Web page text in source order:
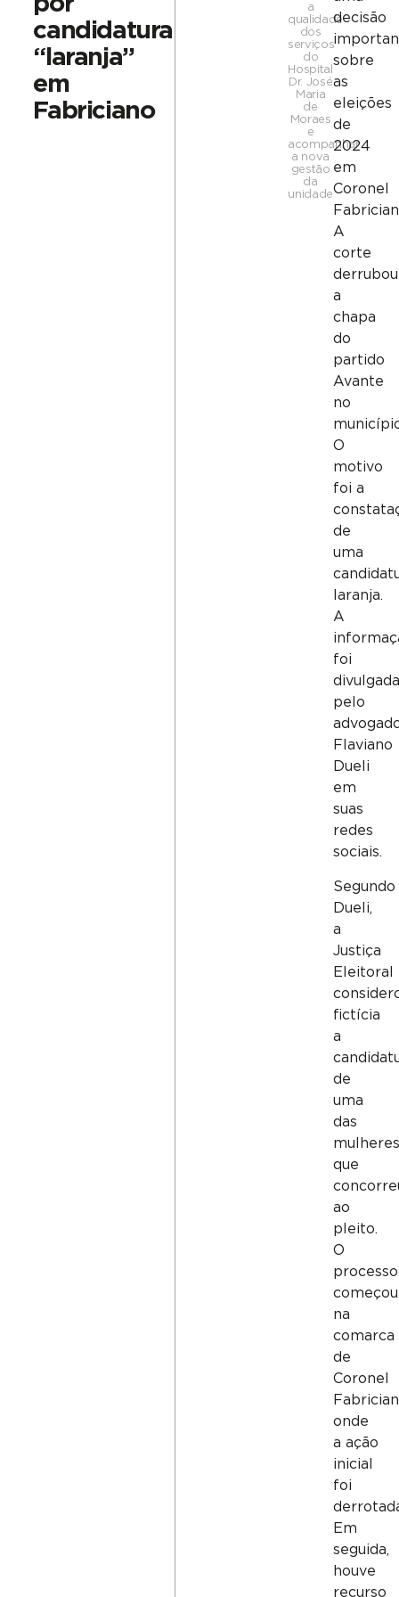
candidatura
“laranja”
em
Fabriciano
a
qualidade
dos
serviços
do
Hospital
Dr. José
Maria
de
Moraes
e
acompanhar
a nova
gestão
da
unidade
decisão
sobre
as
eleições
de
2024
em
Coronel
A
corte
derrubou
a
chapa
do
partido
Avante
no
O
motivo
foi a
de
uma
laranja.
A
foi
pelo
Flaviano
Dueli
em
suas
redes
sociais.
Segundo
Dueli,
a
Justiça
Eleitoral
fictícia
a
de
uma
das
que
ao
pleito.
O
processo
começou
na
comarca
de
Coronel
onde
a ação
inicial
foi
Em
seguida,
houve
recurso